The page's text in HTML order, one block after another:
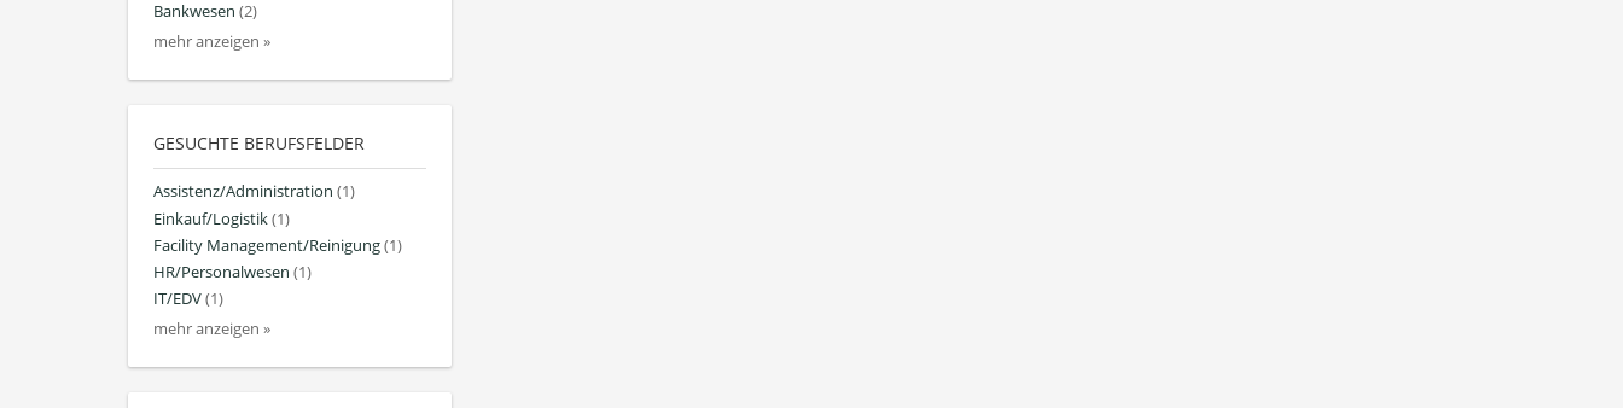
Bankwesen (2)
mehr anzeigen »
GESUCHTE BERUFSFELDER
Assistenz/Administration (1)
Einkauf/Logistik(1)
Facility Management/Reinigung(1)
HR/Personalwesen (1)
IT/EDV(1)
mehr anzeigen »